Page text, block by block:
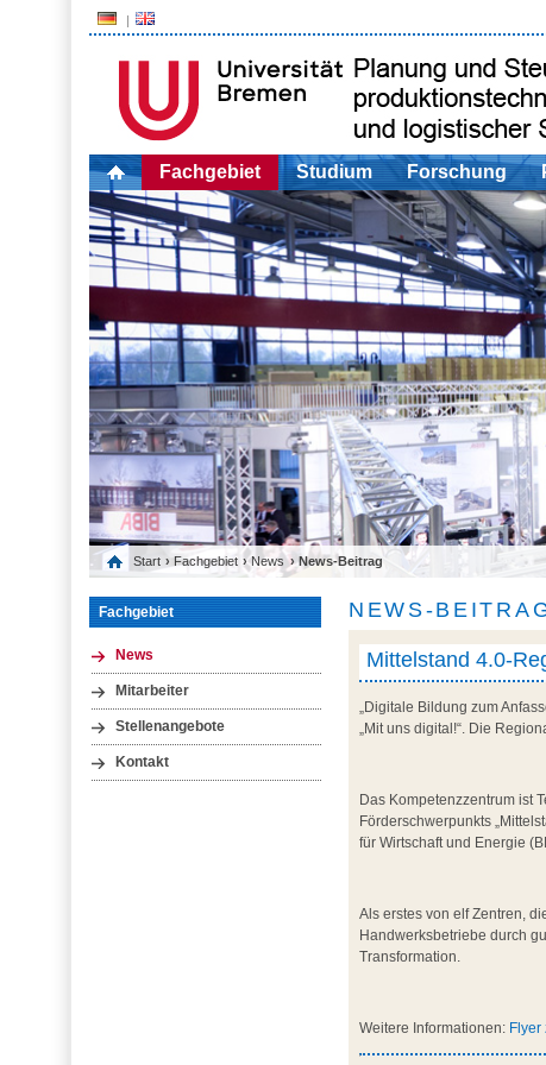
Fachgebiet Studium Forschung
Start › Fachgebiet ›News › News-Beitrag
Fachgebiet
News
Mitarbeiter
Stellenangebote
Kontakt
NEWS-
Mittelstand 4.0-
„Digitale Bildung zum
„Mit uns digital!“. Die
Das Kompetenzzentrum ist
Förderschwerpunkts
für Wirtschaft und Energie
Als erstes von elf Zentren,
Handwerksbetriebe durch
Transformation.
Weitere Informationen: